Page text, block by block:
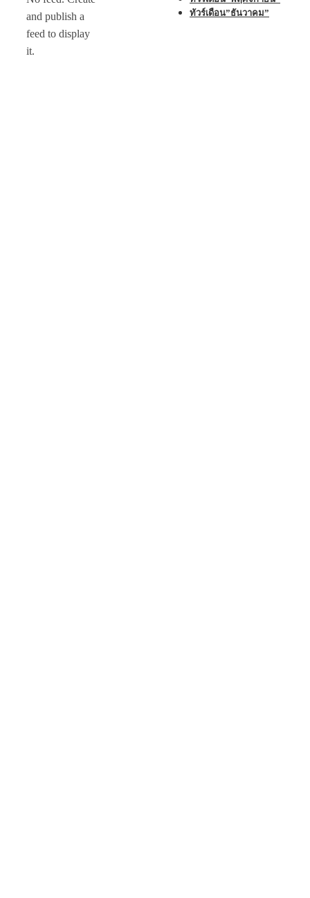
and publish a
feed to display
it.
ทัวร์เดือน”ธันวาคม”